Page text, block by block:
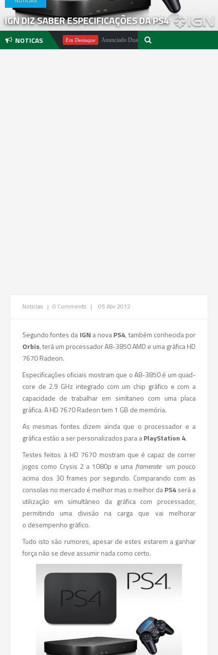
IGN DIZ SABER ESPECIFICAÇÕES DA PS4
NOTICAS
Pachter Em Destaque Anunciado DualSense The Last of Us Limited Edition
Noticias | 0 Comments | 05 Abr 2012
Segundo fontes da IGN a novaPS4, também conhecida por
Orbis, terá um processador A8-3850 AMD e uma gráfica HD
7670 Radeon.
Especificações oficiais mostram que o A8-3850 é um quad-
core de 2.9 GHz integrado com um chip gráfico e com a
capacidade de trabalhar em simltaneo com uma placa
gráfica. A HD 7670 Radeon tem 1 GB de memória.
As mesmas fontes dizem ainda que o processador e a
gráfica estão a ser personalizados para aPlayStation 4.
Testes feitos à HD 7670 mostram que é capaz de correr
jogos como Crysis 2 a 1080p e uma framerateum pouco
acima dos 30 frames por segundo. Comparando com as
consolas no mercado é melhor mas o melhor daPS4será a
utilização em simultâneo da gráfica com processador,
permitindo uma divisão na carga que vai melhorar
o desempenho gráfico.
Tudo isto são rumores, apesar de estes estarem a ganhar
força não se deve assumir nada como certo.